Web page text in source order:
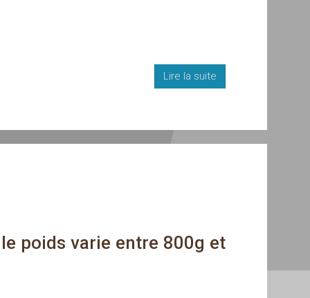
Lire la suite
poids varie entre 800g et